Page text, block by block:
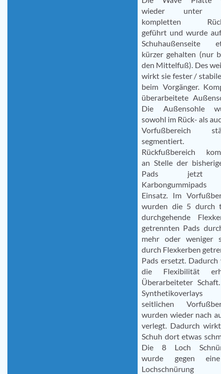
wieder unter
kompletten
geführt und wurde
Schuhaußenseite
kürzer gehalten (nur
den Mittelfuß). Des
wirkt sie fester /
beim Vorgänger.
überarbeitete
Die Außensohle
sowohl im Rück- als
Vorfußbereich
segmentiert.
Rückfußbereich
an Stelle der
Pads
Karbongummipads
Einsatz. Im
wurden die 5 durch
durchgehende
getrennten Pads
mehr oder weniger
durch Flexkerben
Pads ersetzt.
die Flexibilität
Überarbeiteter
seitlichen
wurden wieder nach
verlegt. Dadurch
Schuh dort etwas
Die 8 Loch
wurde gegen
Lochschnürung